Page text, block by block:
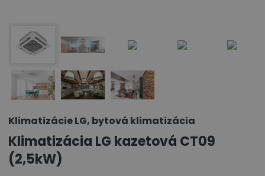
Klimatizácie LG, bytová klimatizácia
Klimatizácia LG kazetová CT09
(2,5kW)